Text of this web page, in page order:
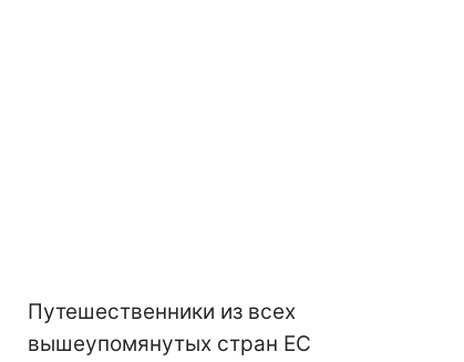
Путешественники из всех
вышеупомянутых стран ЕС